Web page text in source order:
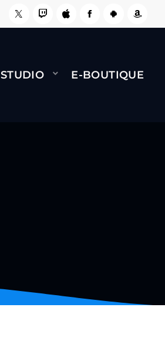
NAMI BERNARD MINET - FLY
STUDIO E-BOUTIQUE